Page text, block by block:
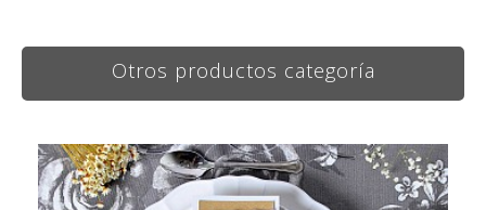
Otros productos categoría